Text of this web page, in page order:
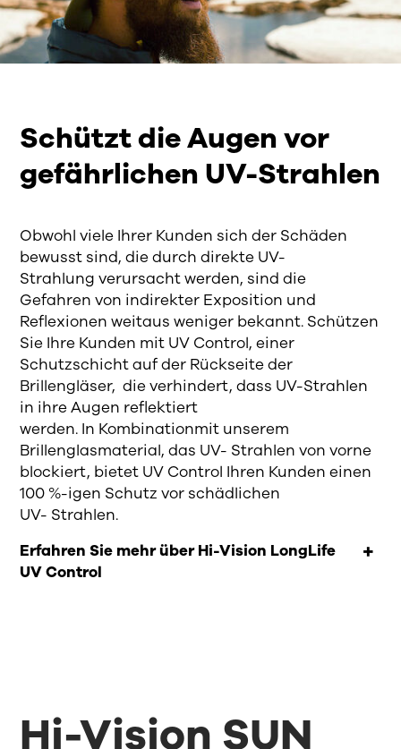
Schützt die Augen vor
gefährlichen UV-Strahlen
Obwohl viele Ihrer Kunden sich der Schäden
bewusst sind, die durch direkte UV-
Strahlung verursacht werden, sind die
Gefahren von indirekter Exposition und
Reflexionen weitaus weniger bekannt. Schützen
Sie Ihre Kunden mit UV Control, einer
Schutzschicht auf der Rückseite der
Brillengläser, dieverhindert, dass UV-Strahlen
in ihreAugen reflektiert
werden. In Kombinationmit unserem
Brillenglasmaterial, das UV- Strahlen von vorne
blockiert, bietet UV Control Ihren Kunden einen
100 %-igen Schutz vor schädlichen
UV- Strahlen.
Erfahren Sie mehr über Hi-Vision LongLife
UV Control
Hi-Vision SUN